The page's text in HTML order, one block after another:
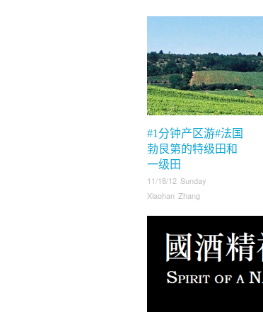
#1分钟产区游#法国
勃艮第的特级田和
一级田
11/18/12 Sunday
Xiaohan Zhang